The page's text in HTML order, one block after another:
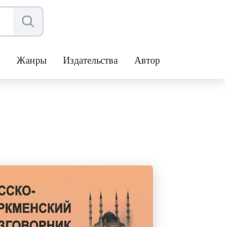
Жанры Издательства Авторы